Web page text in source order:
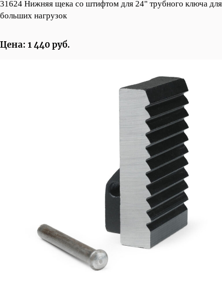
31624 Нижняя щека со штифтом для 24" трубного ключа для
больших нагрузок
Цена: 1 440 руб.